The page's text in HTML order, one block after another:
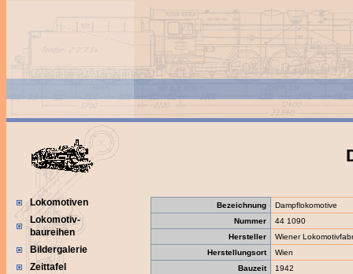
Lokomotiven
Lokomotiv-
baureihen
Bildergalerie
Zeittafel
Bezeichnung
Dampflokomotive
Nummer
44 1090
Hersteller
Wiener
Herstellungsort
Wien
Bauzeit
1942